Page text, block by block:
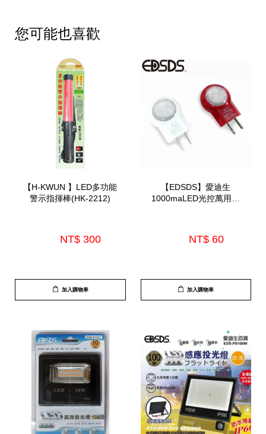
您可能也喜歡
【H-KWUN 】LED多功能
警示指揮棒(HK-2212)
NT$ 300
加入購物車
【EDSDS】愛迪生
1000maLED光控萬用充
NT$ 60
加入購物車